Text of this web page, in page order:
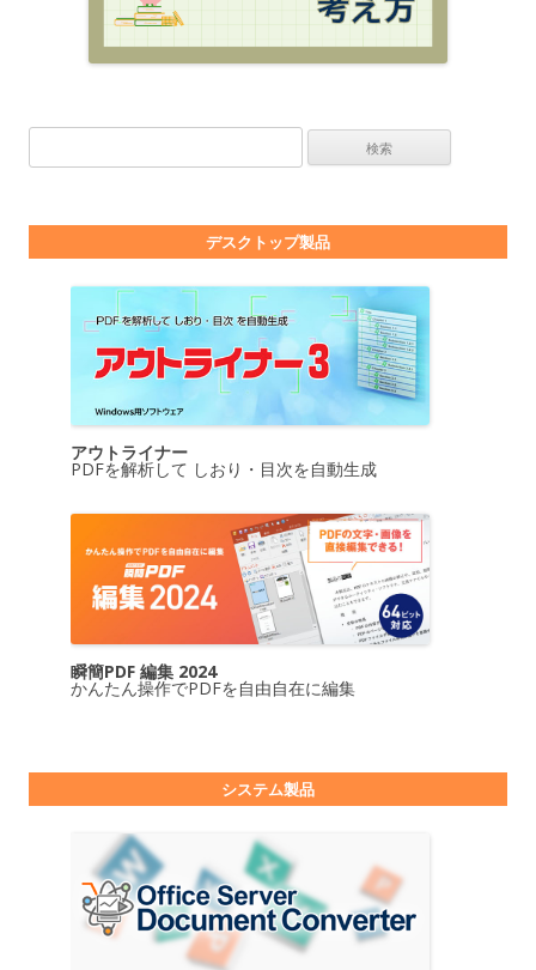
デスクトップ製品
アウトライナー
PDFを解析して しおり・目次を自動生成
瞬簡PDF 編集 2024
かんたん操作でPDFを自由自在に編集
システム製品